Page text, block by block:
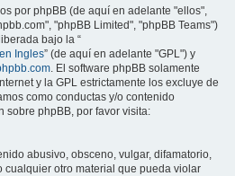
por phpBB (de aquí en adelante "ellos",
"phpBB Limited", "phpBB Teams")
bajo la “
Ingles” (de aquí en adelante "GPL") y
. El software phpBB solamente
y la GPL estrictamente los excluye de
como conductas y/o contenido
sobre phpBB, por favor visita:
abusivo, obsceno, vulgar, difamatorio,
cualquier otro material que pueda violar